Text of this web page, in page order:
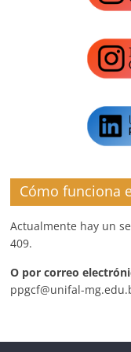
Cómo funciona
Actualmente hay un
409.
O por correo
ppgcf@unifal-